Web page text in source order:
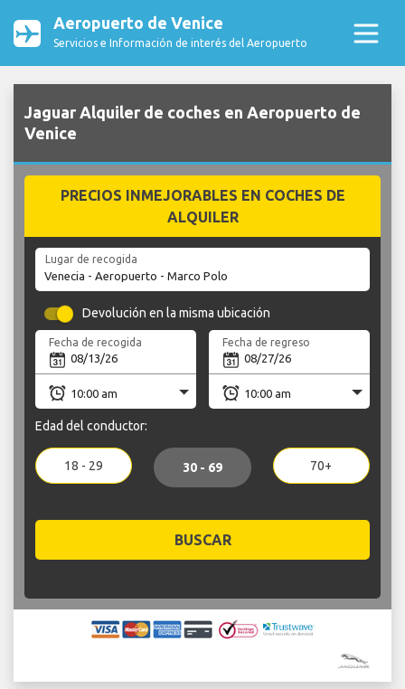
Aeropuerto de Venice
Servicios e Información de interés del Aeropuerto
Jaguar Alquiler de coches en Aeropuerto de
Venice
PRECIOS INMEJORABLES EN COCHES DE
ALQUILER
Lugar de recogida
Devolución en la misma ubicación
Fecha de recogida Fecha de regreso
Edad del conductor:
18 - 29 30 - 69 70+
BUSCAR